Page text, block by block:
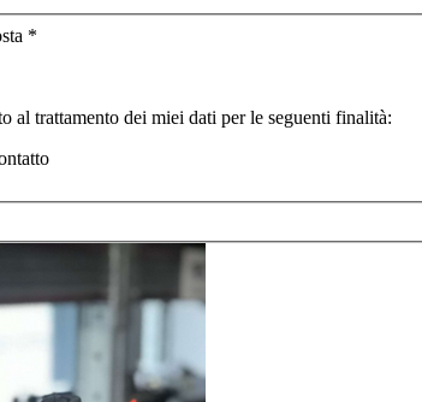
*
al trattamento dei miei dati per le seguenti finalità: